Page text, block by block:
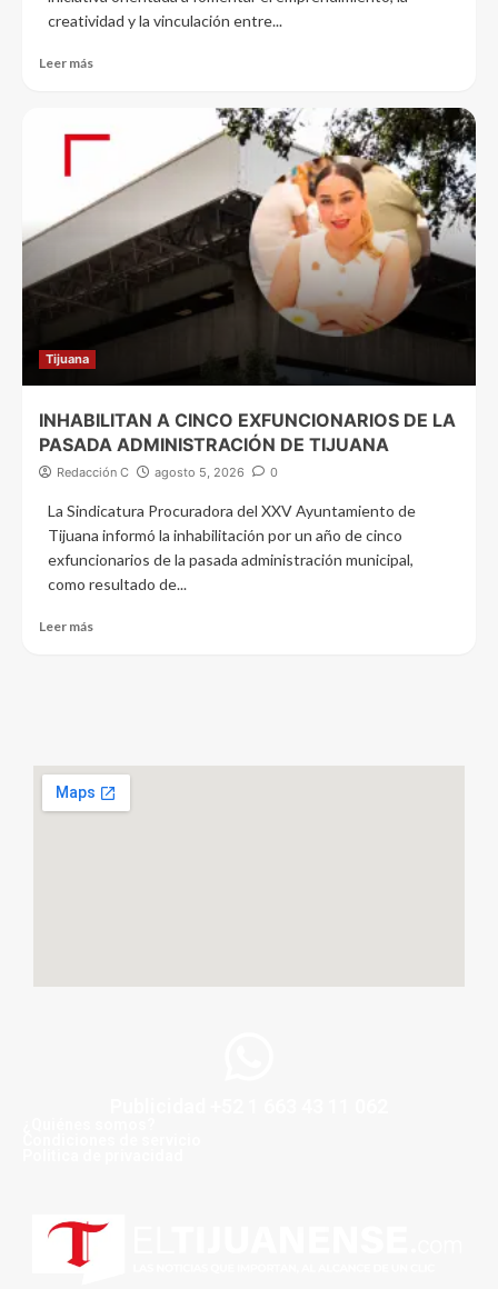
creatividad y la vinculación entre...
Leer más
Tijuana
INHABILITAN A CINCO EXFUNCIONARIOS DE LA
PASADA ADMINISTRACIÓN DE TIJUANA
Redacción C agosto 5, 2026 0
La Sindicatura Procuradora del XXV Ayuntamiento de
Tijuana informó la inhabilitación por un año de cinco
exfuncionarios de la pasada administración municipal,
como resultado de...
Leer más